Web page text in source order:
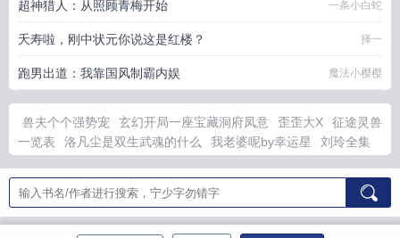
超神猎人：从照顾青梅开始 一条小白蛇
夭寿啦，刚中状元你说这是红楼？ 择一
跑男出道：我靠国风制霸内娱 魔法小樱樱
兽夫个个强势宠 玄幻开局一座宝藏洞府凤意 歪歪大X
征途灵兽
一览表
洛凡尘是双生武魂的什么 我老婆呢by幸运星
刘玲全集
超人传说
洛凡尘双生武魂等级划分 完美世界重疃开天羽化登
官
场红颜扶我上青云 第3章
洛凡尘苏玖儿等级
假千金马甲
藏不住了是改那本
征途灵兽捕捉地点 他的佛洛依德免费阅读
洛